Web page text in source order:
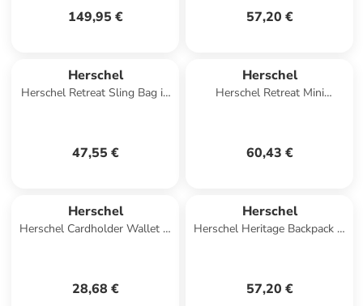
149,95 € 57,20 €
Herschel
Herschel Retreat Sling Bag in
47,55 €
Herschel
Herschel Retreat Mini
60,43 €
Herschel
Herschel Cardholder Wallet in
28,68 €
Herschel
Herschel Heritage Backpack in
57,20 €